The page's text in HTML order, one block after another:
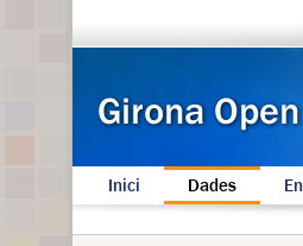
Inici Dades